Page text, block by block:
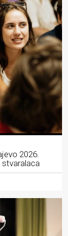
2026.